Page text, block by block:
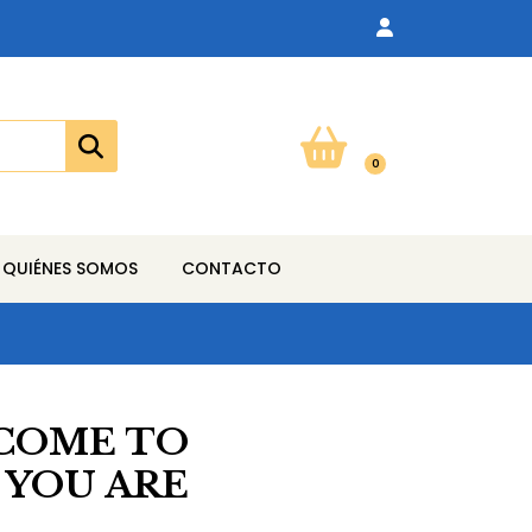
0
QUIÉNES SOMOS CONTACTO
TO
ARE